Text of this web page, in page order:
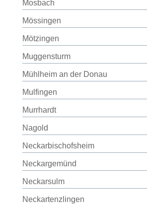
Mosbach
Mössingen
Mötzingen
Muggensturm
Mühlheim an der Donau
Mulfingen
Murrhardt
Nagold
Neckarbischofsheim
Neckargemünd
Neckarsulm
Neckartenzlingen